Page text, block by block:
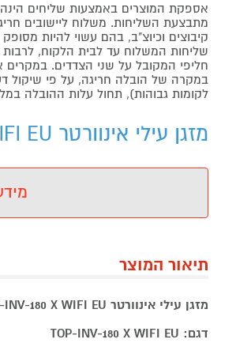
אספקת המוצרים באמצעות שליחים
מתבצעת השליחות. משלוח ליישובים
קיבוצים וכיוצ"ב, בהם עשוי להיות
שליחות המשלוח עד לבית הלקוח, לרבות
חליפי המקובל על שני הצדדים.
במקרה של הובלה חריגה, על פי שיקול
לקומות גבוהות), תחול עלות ההובלה
מזגן עילי אינוורטר TORNADO TOP-INV-180 X WIFI EU - מידע נוסף
תיאור המוצר
מזגן עילי אינוורטר TORNADO TOP-INV-180 X WIFI EU טורנדו
דגם: TOP-INV-180 X WIFI EU